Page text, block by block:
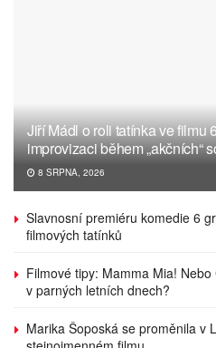
Jiří Mádl o roli tatínka ve filmu
improvizaci během „akčních“
8 SRPNA, 2026
Slavnosní premiéru komedie 6
filmových tatínků
Filmové tipy: Mamma Mia!
v parných letních dnech?
Marika Šoposká se proměnila v